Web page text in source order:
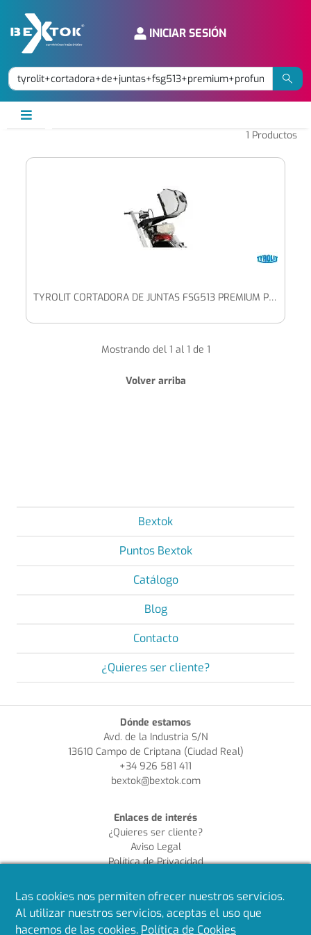
INICIAR SESIÓN
1 Productos
TYROLIT CORTADORA DE JUNTAS FSG513 PREMIUM PROFUNDIDAD DE CORTE HASTA 170 MM
Mostrando del 1 al 1 de 1
Volver arriba
Bextok
Puntos Bextok
Catálogo
Blog
Contacto
¿Quieres ser cliente?
Dónde estamos
Avd. de la Industria S/N
13610 Campo de Criptana (Ciudad Real)
+34 926 581 411
bextok@bextok.com
Enlaces de interés
¿Quieres ser cliente?
Aviso Legal
Política de Privacidad
Política de Calidad
Síguenos en redes
Las cookies nos permiten ofrecer nuestros servicios.
Al utilizar nuestros servicios, aceptas el uso que
hacemos de las cookies. Política de Cookies